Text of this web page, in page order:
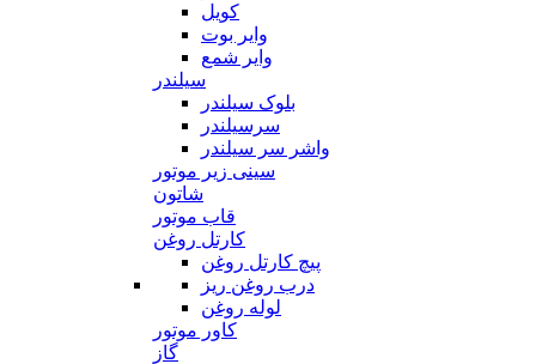
کویل
وایر بوت
وایر شمع
سیلندر
بلوک سیلندر
سرسیلندر
واشر سر سیلندر
سینی زیر موتور
شاتون
قاب موتور
کارتل روغن
پیچ کارتل روغن
درب روغن ریز
لوله روغن
کاور موتور
گاز